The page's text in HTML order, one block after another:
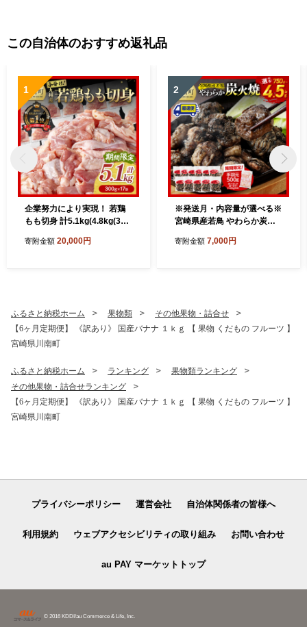
この自治体のおすすめ返礼品
1
企業努力により実現！ 若鶏
もも切身 計5.1kg(4.8kg(300
産 鶏肉 肉 とり もも肉 モモ
寄附金額 20,000円
2
※発送月・内容量が選べる※
宮崎県産若鳥 やわらか炭火
み手羽元500gあり・なしが
寄附金額 7,000円
ふるさと納税ホーム 果物類
その他果物・詰合せ
【6ヶ月定期便】 《訳あり》 国産バナナ １ｋｇ 【 果物 くだもの フルーツ 】
宮崎県川南町
ふるさと納税ホーム ランキング
果物類ランキング
その他果物・詰合せランキング
【6ヶ月定期便】 《訳あり》 国産バナナ １ｋｇ 【 果物 くだもの フルーツ 】
宮崎県川南町
プライバシーポリシー 運営会社 自治体関係者の皆様へ
利用規約 ウェブアクセシビリティの取り組み お問い合わせ
au PAY マーケットトップ
© 2016 KDDI/au Commerce & Life, Inc.